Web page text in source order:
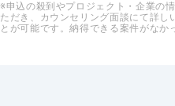
申込の殺到やプロジェクト・企業の
ただき、カウンセリング面談にて詳し
とが可能です。納得できる案件がなか